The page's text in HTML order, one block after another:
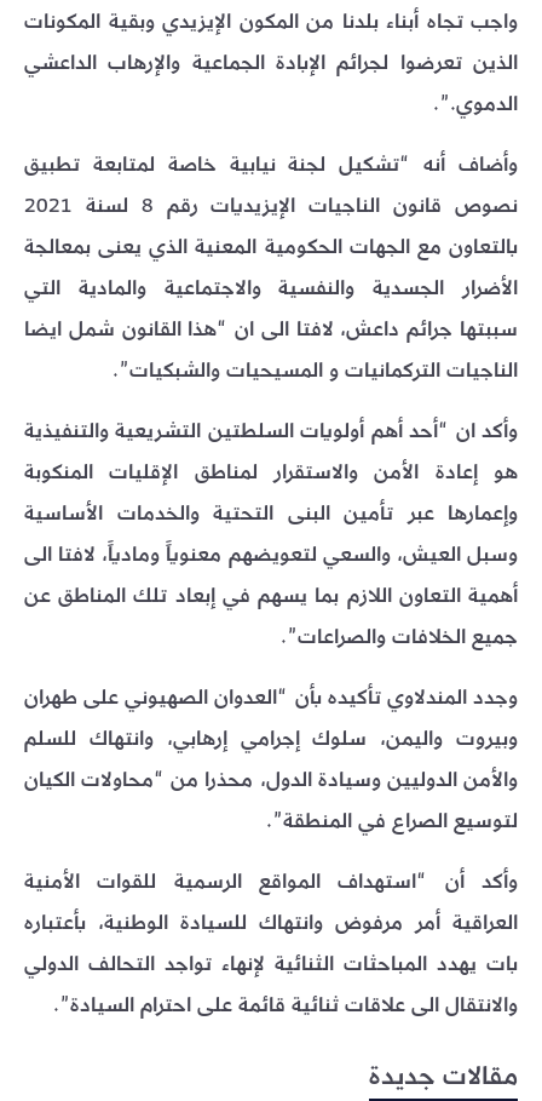
واجب تجاه أبناء بلدنا من المكون الإيزيدي وبقية المكونات
الذين تعرضوا لجرائم الإبادة الجماعية والإرهاب الداعشي
الدموي.”.
وأضاف أنه “تشكيل لجنة نيابية خاصة لمتابعة تطبيق
نصوص قانون الناجيات الإيزيديات رقم 8 لسنة 2021
بالتعاون مع الجهات الحكومية المعنية الذي يعنى بمعالجة
الأضرار الجسدية والنفسية والاجتماعية والمادية التي
سببتها جرائم داعش، لافتا الى ان “هذا القانون شمل ايضا
الناجيات التركمانيات و المسيحيات والشبكيات”.
وأكد ان “أحد أهم أولويات السلطتين التشريعية والتنفيذية
هو إعادة الأمن والاستقرار لمناطق الإقليات المنكوبة
وإعمارها عبر تأمين البنى التحتية والخدمات الأساسية
وسبل العيش، والسعي لتعويضهم معنوياً ومادياً، لافتا الى
أهمية التعاون اللازم بما يسهم في إبعاد تلك المناطق عن
جميع الخلافات والصراعات”.
وجدد المندلاوي تأكيده بأن “العدوان الصهيوني على طهران
وبيروت واليمن، سلوك إجرامي إرهابي، وانتهاك للسلم
والأمن الدوليين وسيادة الدول، محذرا من “محاولات الكيان
لتوسيع الصراع في المنطقة”.
وأكد أن “استهداف المواقع الرسمية للقوات الأمنية
العراقية أمر مرفوض وانتهاك للسيادة الوطنية، بأعتباره
بات يهدد المباحثات الثنائية لإنهاء تواجد التحالف الدولي
والانتقال الى علاقات ثنائية قائمة على احترام السيادة”.
مقالات جديدة